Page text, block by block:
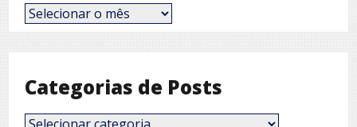
Posts
por
Categorias de Posts
Categorias